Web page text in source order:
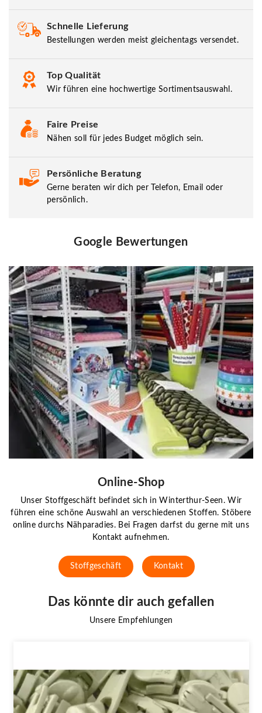
Schnelle Lieferung
Bestellungen werden meist gleichentags versendet.
Top Qualität
Wir führen eine hochwertige Sortimentsauswahl.
Faire Preise
Nähen soll für jedes Budget möglich sein.
Persönliche Beratung
Gerne beraten wir dich per Telefon, Email oder
persönlich.
Google Bewertungen
Online-Shop
Unser Stoffgeschäft befindet sich in Winterthur-Seen. Wir
führen eine schöne Auswahl an verschiedenen Stoffen. Stöbere
online durchs Nähparadies. Bei Fragen darfst du gerne mit uns
Kontakt aufnehmen.
Stoffgeschäft Kontakt
Das könnte dir auch gefallen
Unsere Empfehlungen